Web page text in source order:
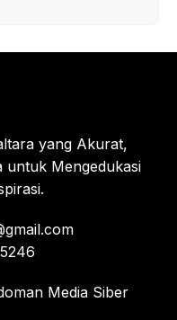
yang Akurat,
untuk Mengedukasi
Media Siber